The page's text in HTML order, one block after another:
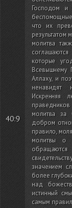
40:9
Господом и
что их
результатом
молитва
которые
Всевышнему
Аллаху, и
ненавидят
Искренняя
молитва за
добром
правило,
молитвы о
значением
более
над
истинный
самым